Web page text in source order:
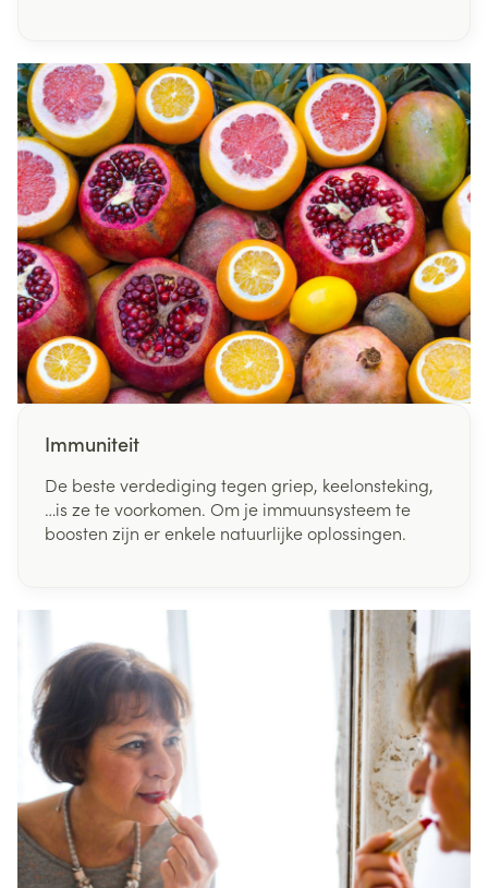
de lucht steeds moeiteloos vanuit mond en neus in
de longen. Iemand met slaapapneu stopt tijdens
de slaap meer dan 10 seconden met ademen,
waarna een diepe inademing volgt met zeer luid
snurken of woelen.
Immuniteit
De beste verdediging tegen griep, keelonsteking,
…is ze te voorkomen. Om je immuunsysteem te
boosten zijn er enkele natuurlijke oplossingen.